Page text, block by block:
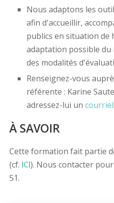
Nous adaptons les
afin d'accueillir,
publics en situation de
adaptation possible
des modalités
Renseignez-vous
référente : Karine
adressez-lui un courriel.
À SAVOIR
Cette formation fait partie
(cf. ICI). Nous contacter
51.